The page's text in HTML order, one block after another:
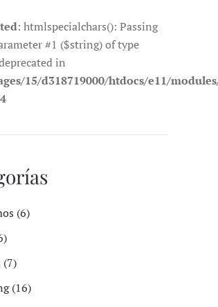
: htmlspecialchars(): Passing
#1 ($string) of type
in
15/d318719000/htdocs/e11/
(6)
(7)
(16)